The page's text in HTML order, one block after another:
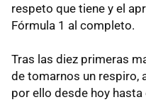
respeto que tiene y el
Fórmula 1 al completo.
Tras las diez primeras
de tomarnos un respiro,
por ello desde hoy